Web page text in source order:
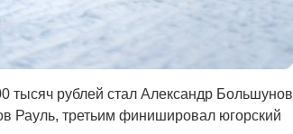
тысяч рублей стал Александр Большунов
Рауль, третьим финишировал югорский